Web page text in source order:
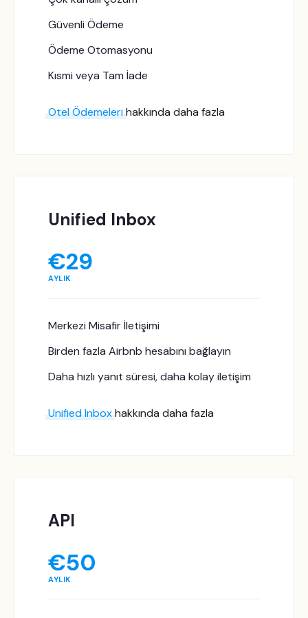
Güvenli Ödeme
Ödeme Otomasyonu
Kısmi veya Tam İade
Otel Ödemelerihakkında daha fazla
Unified Inbox
€29
AYLIK
Merkezi Misafir İletişimi
Birden fazla Airbnb hesabını bağlayın
Daha hızlı yanıt süresi, daha kolay iletişim
Unified Inboxhakkında daha fazla
API
€50
AYLIK